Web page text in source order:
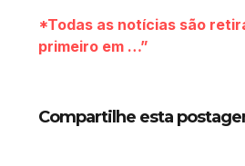
*Todas as notícias são
primeiro em …”
Compartilhe esta